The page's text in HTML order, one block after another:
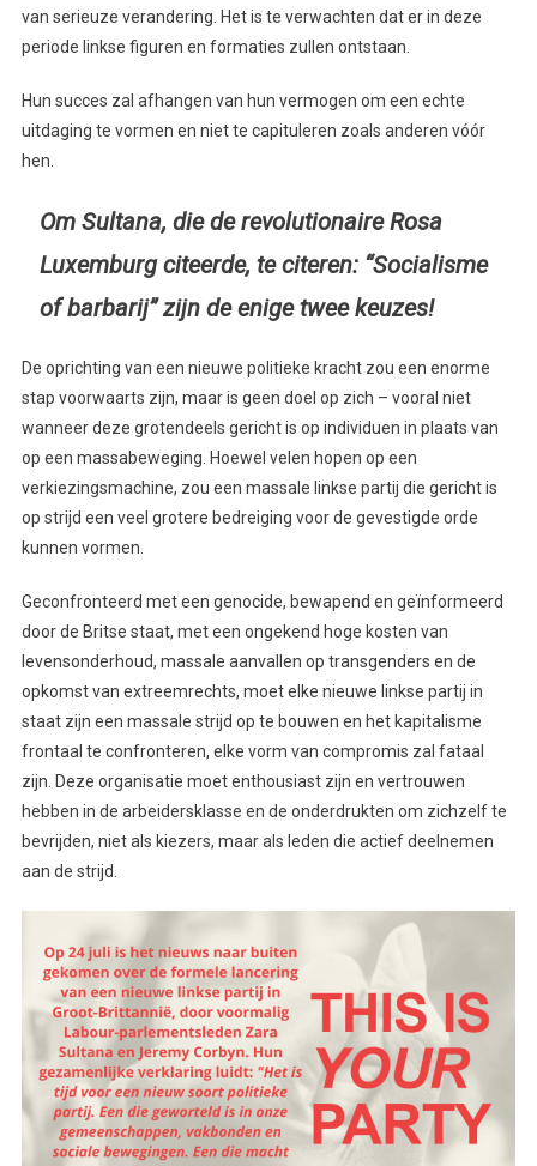
van serieuze verandering. Het is te verwachten dat er in deze
periode linkse figuren en formaties zullen ontstaan.
Hun succes zal afhangen van hun vermogen om een echte
uitdaging te vormen en niet te capituleren zoals anderen vóór
hen.
Om Sultana, die de revolutionaire Rosa
Luxemburg citeerde, te citeren: “Socialisme
of barbarij” zijn de enige twee keuzes!
De oprichting van een nieuwe politieke kracht zou een enorme
stap voorwaarts zijn, maar is geen doel op zich – vooral niet
wanneer deze grotendeels gericht is op individuen in plaats van
op een massabeweging. Hoewel velen hopen op een
verkiezingsmachine, zou een massale linkse partij die gericht is
op strijd een veel grotere bedreiging voor de gevestigde orde
kunnen vormen.
Geconfronteerd met een genocide, bewapend en geïnformeerd
door de Britse staat, met een ongekend hoge kosten van
levensonderhoud, massale aanvallen op transgenders en de
opkomst van extreemrechts, moet elke nieuwe linkse partij in
staat zijn een massale strijd op te bouwen en het kapitalisme
frontaal te confronteren, elke vorm van compromis zal fataal
zijn. Deze organisatie moet enthousiast zijn en vertrouwen
hebben in de arbeidersklasse en de onderdrukten om zichzelf te
bevrijden, niet als kiezers, maar als leden die actief deelnemen
aan de strijd.